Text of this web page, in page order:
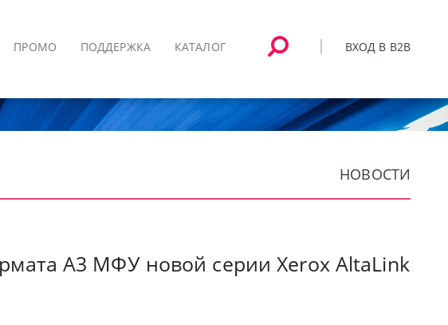
ВХОД В B2B
ПРОМО ПОДДЕРЖКА КАТАЛОГ
НОВОСТИ
А3 МФУ новой серии Xerox AltaLink